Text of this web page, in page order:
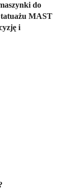
do
tatuażu MAST
i